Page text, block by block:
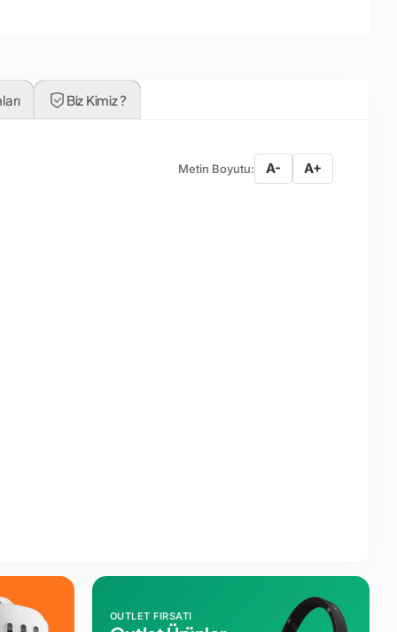
Biz Kimiz ?
Metin Boyutu: A- A+
OUTLET FIRSATI